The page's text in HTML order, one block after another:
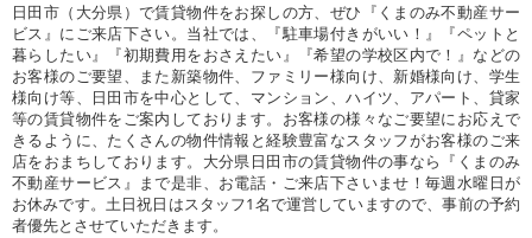
日田市（大分県）で賃貸物件をお探しの方、ぜひ『くまのみ不動産サー
ビス』にご来店下さい。当社では、『駐車場付きがいい！』『ペットと
暮らしたい』『初期費用をおさえたい』『希望の学校区内で！』などの
お客様のご要望、また新築物件、ファミリー様向け、新婚様向け、学生
様向け等、日田市を中心として、マンション、ハイツ、アパート、貸家
等の賃貸物件をご案内しております。お客様の様々なご要望にお応えで
きるように、たくさんの物件情報と経験豊富なスタッフがお客様のご来
店をおまちしております。大分県日田市の賃貸物件の事なら『くまのみ
不動産サービス』まで是非、お電話・ご来店下さいませ！毎週水曜日が
お休みです。土日祝日はスタッフ1名で運営していますので、事前の予約
者優先とさせていただきます。